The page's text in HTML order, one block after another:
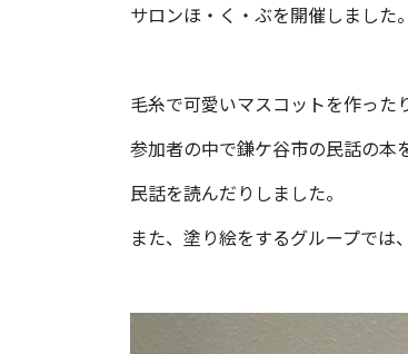
サロンほ・く・ぶを開催しました。
毛糸で可愛いマスコットを作った
参加者の中で鎌ケ谷市の民話の本
民話を読んだりしました。
また、塗り絵をするグループでは